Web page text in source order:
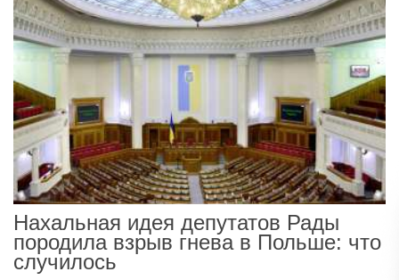
Нахальная идея депутатов Рады
породила взрыв гнева в Польше: что
случилось